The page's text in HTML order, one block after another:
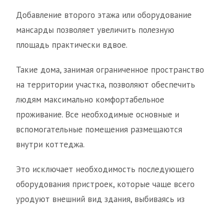
Добавление второго этажа или оборудование
мансарды позволяет увеличить полезную
площадь практически вдвое.
Такие дома, занимая ограниченное пространство
на территории участка, позволяют обеспечить
людям максимально комфортабельное
проживание. Все необходимые основные и
вспомогательные помещения размещаются
внутри коттеджа.
Это исключает необходимость последующего
оборудования пристроек, которые чаще всего
уродуют внешний вид здания, выбиваясь из